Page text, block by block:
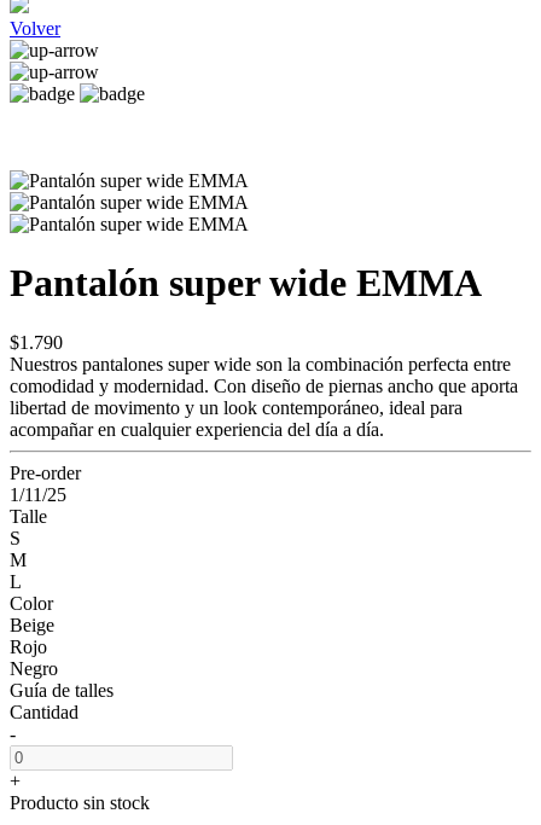
Volver
Pantalón super wide EMMA
$1.790
Nuestros pantalones super wide son la combinación perfecta entre
comodidad y modernidad. Con diseño de piernas ancho que aporta
libertad de movimento y un look contemporáneo, ideal para
acompañar en cualquier experiencia del día a día.
Pre-order
1/11/25
Talle
S
M
L
Color
Beige
Rojo
Negro
Guía de talles
Cantidad
-
+
Producto sin stock